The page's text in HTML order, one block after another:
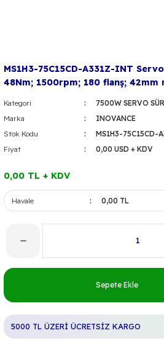
MS1H3-75C15CD-A331Z-INT
48Nm; 1500rpm; 180 flanş; 42mm
Kategori
7500W SERVO
Marka
INOVANCE
Stok Kodu
MS1H3-75C15CD-
Fiyat
0,00 USD + KDV
0,00 TL + KDV
Havale 0,00 TL
Sepete Ekle
5000 TL ÜZERİ ÜCRETSİZ KARGO